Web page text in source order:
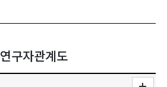
연구자관계도